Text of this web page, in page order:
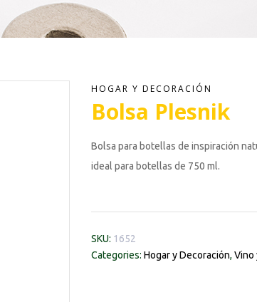
HOGAR Y DECORACIÓN
Bolsa Plesnik
Bolsa para botellas de inspiración
ideal para botellas de 750 ml.
SKU: 1652
Categories: Hogar y Decoración, Vino